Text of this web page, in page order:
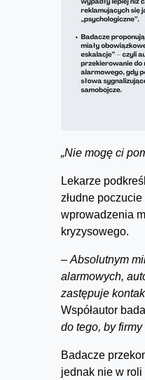
„Nie mogę ci
Lekarze
złudne
wprowadzenia
kryzysowego.
– Absolutnym
alarmowych,
zastępuje
Współautor
do tego, by
Badacze
jednak nie w roli